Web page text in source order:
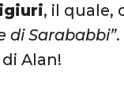
, il quale,
di Sarababbi”
Alan!